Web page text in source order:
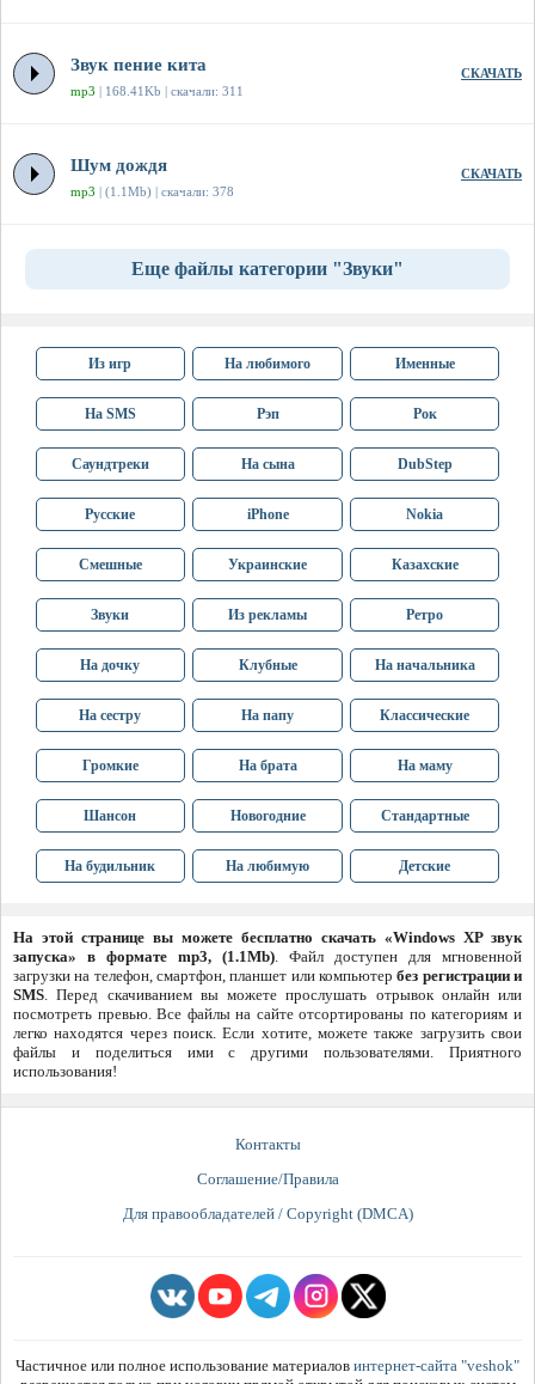
Звук пение кита
mp3 | 168.41Kb | скачали: 311
СКАЧАТЬ
Шум дождя
mp3 | (1.1Mb) | скачали: 378
СКАЧАТЬ
Еще файлы категории "Звуки"
Из игр На любимого Именные
На SMS Рэп Рок
Саундтреки На сына DubStep
Русские iPhone Nokia
Смешные Украинские Казахские
Звуки Из рекламы Ретро
На дочку Клубные На начальника
На сестру На папу Классические
Громкие На брата На маму
Шансон Новогодние Стандартные
На будильник На любимую Детские
На этой странице вы можете бесплатно скачать «Windows XP звук
запуска» в формате mp3, (1.1Mb). Файл доступен для мгновенной
загрузки на телефон, смартфон, планшет или компьютербез регистрации и
SMS. Перед скачиванием вы можете прослушать отрывок онлайн или
посмотреть превью. Все файлы на сайте отсортированы по категориям и
легко находятся через поиск. Если хотите, можете также загрузить свои
файлы и поделиться ими с другими пользователями. Приятного
использования!
Контакты
Соглашение/Правила
Для правообладателей / Copyright (DMCA)
Частичное или полное использование материалов интернет-сайта "veshok"